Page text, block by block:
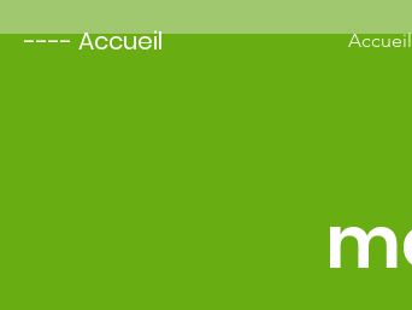
---- Accueil Accueil